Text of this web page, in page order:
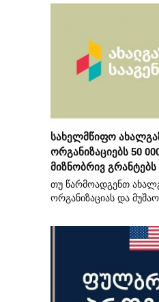
სახელმწიფო
ორგანიზაციებს 50
მიზნობრივ
თუ წარმოადგენთ
ორგანიზაციას და